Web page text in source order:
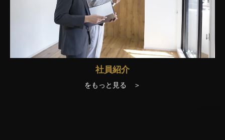
社員紹介
をもっと見る ＞